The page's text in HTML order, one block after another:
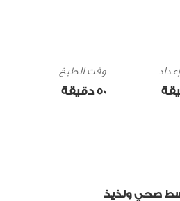
وقت الطبخ
50 ‎دقيقة
صحي ولذيذ